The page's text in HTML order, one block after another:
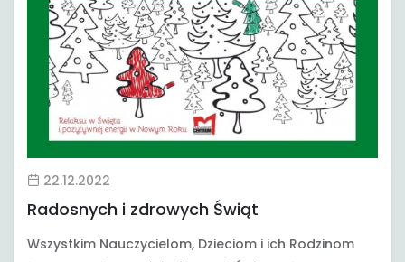
22.12.2022
Radosnych i zdrowych Świąt
Wszystkim Nauczycielom, Dzieciom i ich Rodzinom